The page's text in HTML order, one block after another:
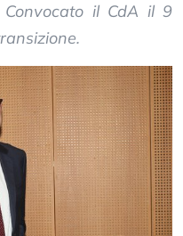
il CdA il 9